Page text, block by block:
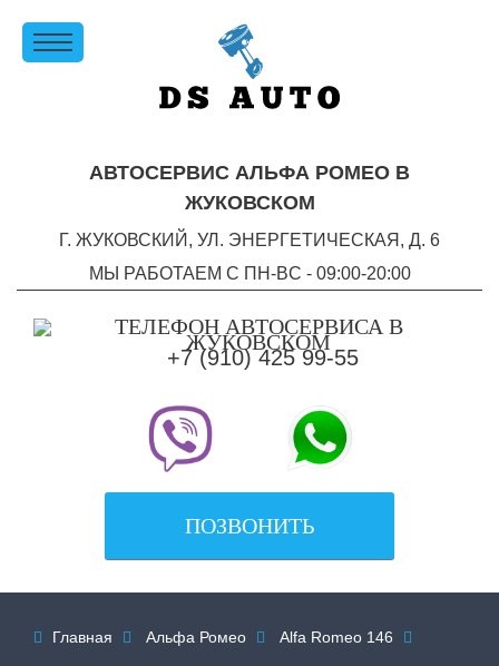
АВТОСЕРВИС АЛЬФА РОМЕО В
ЖУКОВСКОМ
Г. ЖУКОВСКИЙ, УЛ. ЭНЕРГЕТИЧЕСКАЯ, Д. 6
МЫ РАБОТАЕМ С ПН-ВC - 09:00-20:00
+7 (910) 425 99-55
ПОЗВОНИТЬ
 Главная  Альфа Ромео  Alfa Romeo 146 